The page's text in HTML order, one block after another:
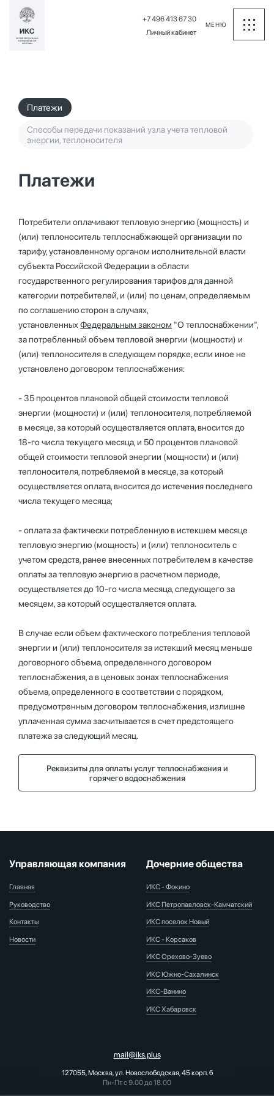
+7 496 413 67 30
Личный кабинет
МЕНЮ
Платежи
Способы передачи показаний узла учета тепловой
энергии, теплоносителя
Платежи
Потребители оплачивают тепловую энергию (мощность) и
(или) теплоноситель теплоснабжающей организации по
тарифу, установленному органом исполнительной власти
субъекта Российской Федерации в области
государственного регулирования тарифов для данной
категории потребителей, и (или) по ценам, определяемым
по соглашению сторон в случаях,
установленныхФедеральным законом "О теплоснабжении",
за потребленный объем тепловой энергии (мощности) и
(или) теплоносителя в следующем порядке, если иное не
установлено договором теплоснабжения:
- 35 процентов плановой общей стоимости тепловой
энергии (мощности) и (или) теплоносителя, потребляемой
в месяце, за который осуществляется оплата, вносится до
18-го числа текущего месяца, и 50 процентов плановой
общей стоимости тепловой энергии (мощности) и (или)
теплоносителя, потребляемой в месяце, за который
осуществляется оплата, вносится до истечения последнего
числа текущего месяца;
- оплата за фактически потребленную в истекшем месяце
тепловую энергию (мощность) и (или) теплоноситель с
учетом средств, ранее внесенных потребителем в качестве
оплаты за тепловую энергию в расчетном периоде,
осуществляется до 10-го числа месяца, следующего за
месяцем, за который осуществляется оплата.
В случае если объем фактического потребления тепловой
энергии и (или) теплоносителя за истекший месяц меньше
договорного объема, определенного договором
теплоснабжения, а в ценовых зонах теплоснабжения
объема, определенного в соответствии с порядком,
предусмотренным договором теплоснабжения, излишне
уплаченная сумма засчитывается в счет предстоящего
платежа за следующий месяц.
Реквизиты для оплаты услуг теплоснабжения и
горячего водоснабжения
Управляющая компания
Главная
Руководство
Контакты
Новости
Дочерние общества
ИКС - Фокино
ИКС Петропавловск-Камчатский
ИКС поселок Новый
ИКС - Корсаков
ИКС Орехово-Зуево
ИКС Южно-Сахалинск
ИКС-Ванино
ИКС Хабаровск
mail@iks.plus
127055, Москва, ул. Новослободская, 45 корп. б
Пн-Пт с 9.00 до 18.00